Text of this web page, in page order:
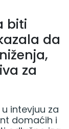
biti
da
za
intevjuu za
domaćih i